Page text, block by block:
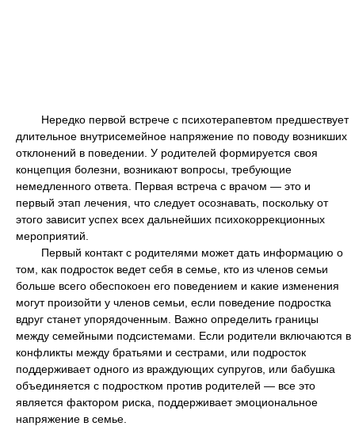
Нередко первой встрече с психотерапевтом предшествует
длительное внутрисемейное напряжение по поводу возникших
отклонений в поведении. У родителей формируется своя
концепция болезни, возникают вопросы, требующие
немедленного ответа. Первая встреча с врачом — это и
первый этап лечения, что следует осознавать, поскольку от
этого зависит успех всех дальнейших психокоррекционных
мероприятий.
Первый контакт с родителями может дать информацию о
том, как подросток ведет себя в семье, кто из членов семьи
больше всего обеспокоен его поведением и какие изменения
могут произойти у членов семьи, если поведение подростка
вдруг станет упорядоченным. Важно определить границы
между семейными подсистемами. Если родители включаются в
конфликты между братьями и сестрами, или подросток
поддерживает одного из враждующих супругов, или бабушка
объединяется с подростком против родителей — все это
является фактором риска, поддерживает эмоциональное
напряжение в семье.